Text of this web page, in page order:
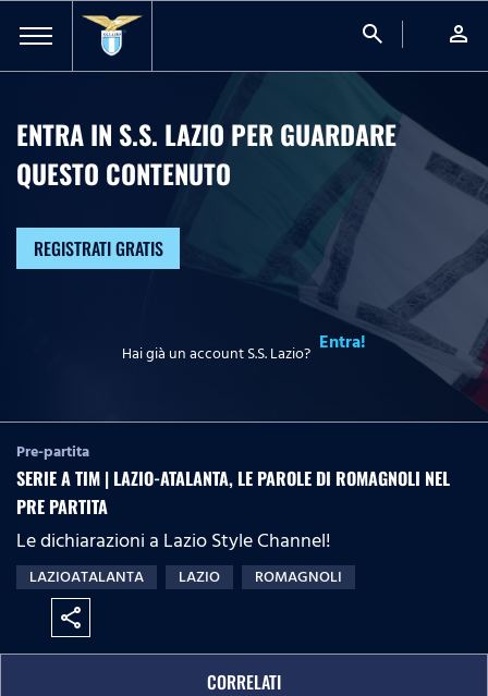
search person
ENTRA IN S.S. LAZIO PER GUARDARE
QUESTO CONTENUTO
REGISTRATI GRATIS
Hai già un account S.S. Lazio? Entra!
Pre-partita
SERIE A TIM | LAZIO-ATALANTA, LE PAROLE DI ROMAGNOLI NEL
PRE PARTITA
Le dichiarazioni a Lazio Style Channel!
LAZIOATALANTA LAZIO ROMAGNOLI
share
CORRELATI